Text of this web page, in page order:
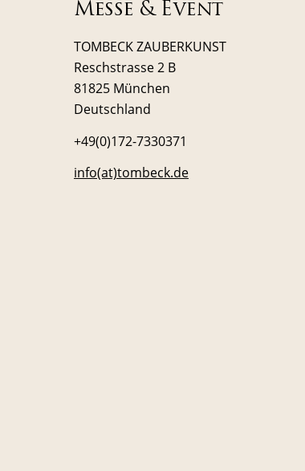
Messe & Event
TOMBECK ZAUBERKUNST
Reschstrasse 2 B
81825 München
Deutschland
+49(0)172-7330371
info(at)tombeck.de